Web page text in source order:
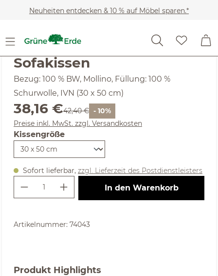
Zum Hauptinhalt springen
Neuheiten entdecken & 10 % auf Möbel sparen.*
Heimtextilien
Durchschnittliche Bewertung von 5 von 5 Sternen
(5) 1 Bewertung
Sofakissen
Bezug: 100 % BW, Mollino, Füllung: 100 %
Schurwolle, IVN (30 x 50 cm)
Verkaufspreis:
38,16 €Regulärer Preis:
42,40 € - 10%
Preise inkl. MwSt. zzgl. Versandkosten
Kissengröße
auswählen
Sofort lieferbar, zzgl. Lieferzeit des Postdienstleisters
Produkt Anzahl: Gib den
In den Warenkorb
Artikelnummer: 74043
Produkt Highlights